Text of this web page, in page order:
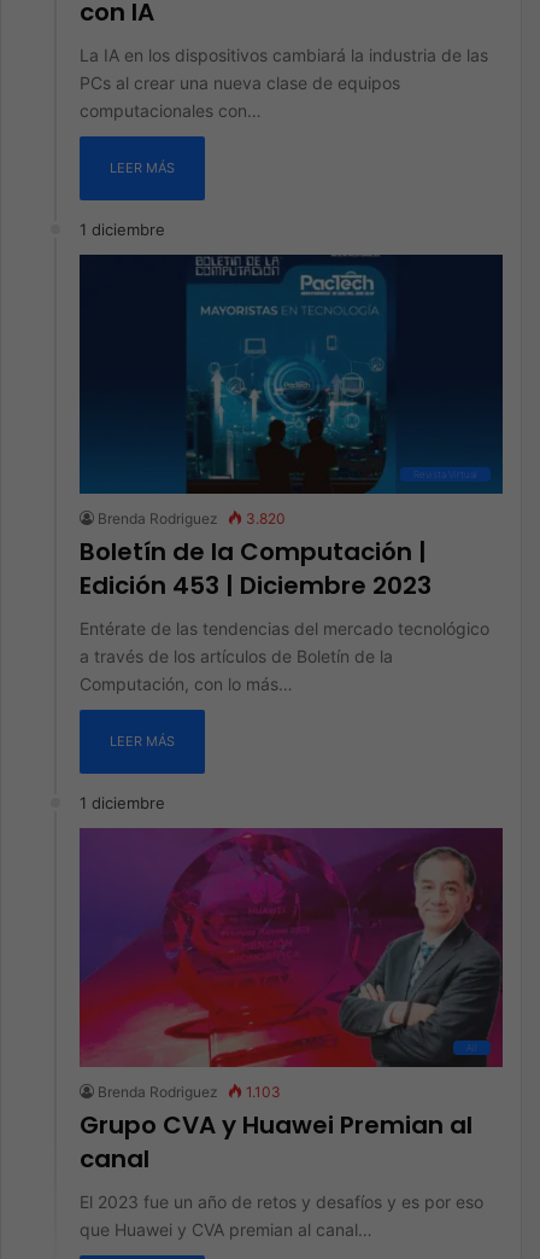
con IA
La IA en los dispositivos cambiará la industria de las
PCs al crear una nueva clase de equipos
computacionales con…
LEER MÁS
1 diciembre
Revista Virtual
Brenda Rodriguez 3.820
Boletín de la Computación |
Edición 453 | Diciembre 2023
Entérate de las tendencias del mercado tecnológico
a través de los artículos de Boletín de la
Computación, con lo más…
LEER MÁS
1 diciembre
All
Brenda Rodriguez 1.103
Grupo CVA y Huawei Premian al
canal
El 2023 fue un año de retos y desafíos y es por eso
que Huawei y CVA premian al canal…